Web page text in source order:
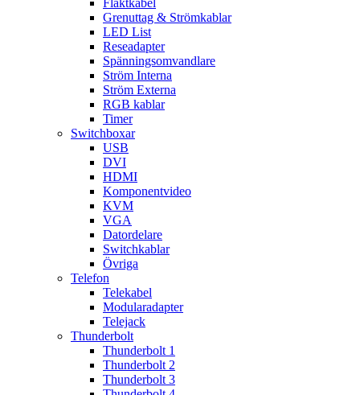
Fläktkabel
Grenuttag & Strömkablar
LED List
Reseadapter
Spänningsomvandlare
Ström Interna
Ström Externa
RGB kablar
Timer
Switchboxar
USB
DVI
HDMI
Komponentvideo
KVM
VGA
Datordelare
Switchkablar
Övriga
Telefon
Telekabel
Modularadapter
Telejack
Thunderbolt
Thunderbolt 1
Thunderbolt 2
Thunderbolt 3